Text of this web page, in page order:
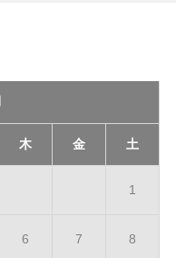
木 金 土
1
6 7 8